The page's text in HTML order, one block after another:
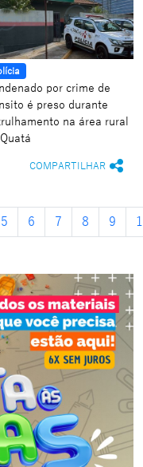
por crime de
é preso durante
na área rural
COMPARTILHAR
5 6 7 8 9